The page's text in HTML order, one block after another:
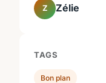
Z Zélie
TAGS
Bon plan